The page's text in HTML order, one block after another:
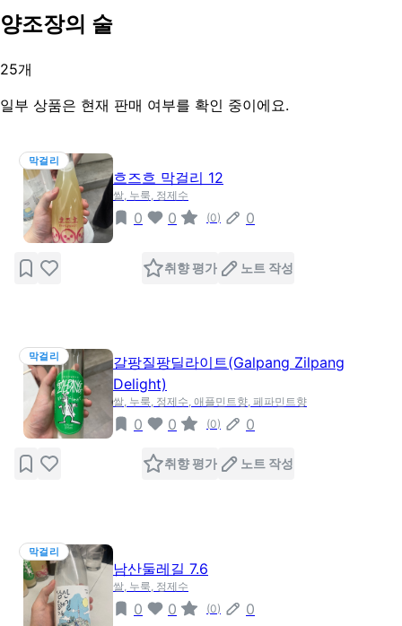
양조장의 술
25개
일부 상품은 현재 판매 여부를 확인 중이에요.
막걸리
흐즈흐 막걸리 12
쌀, 누룩, 정제수
0 0 (0) 0
취향 평가 노트 작성
막걸리
갈팡질팡딜라이트(Galpang Zilpang
Delight)
쌀, 누룩, 정제수, 애플민트향, 페파민트향
0 0 (0) 0
취향 평가 노트 작성
막걸리
남산둘레길 7.6
쌀, 누룩, 정제수
0 0 (0) 0